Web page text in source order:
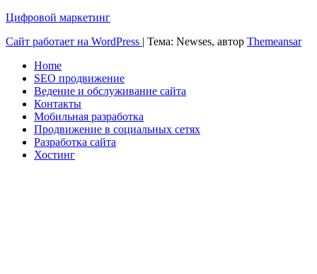
Цифровой маркетинг
Сайт работает на WordPress | Тема: Newses, автор Themeansar
Home
SEO продвижение
Ведение и обслуживание сайта
Контакты
Мобильная разработка
Продвижение в социальных сетях
Разработка сайта
Хостинг